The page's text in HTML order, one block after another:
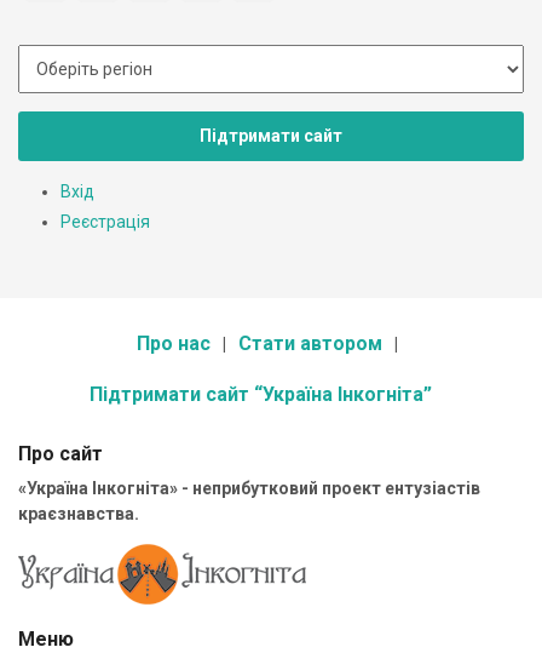
Підтримати сайт
Вхід
Реєстрація
Про нас Стати автором
Підтримати сайт “Україна Інкогніта”
Про сайт
«Україна Інкогніта» - неприбутковий проект ентузіастів
краєзнавства.
Меню